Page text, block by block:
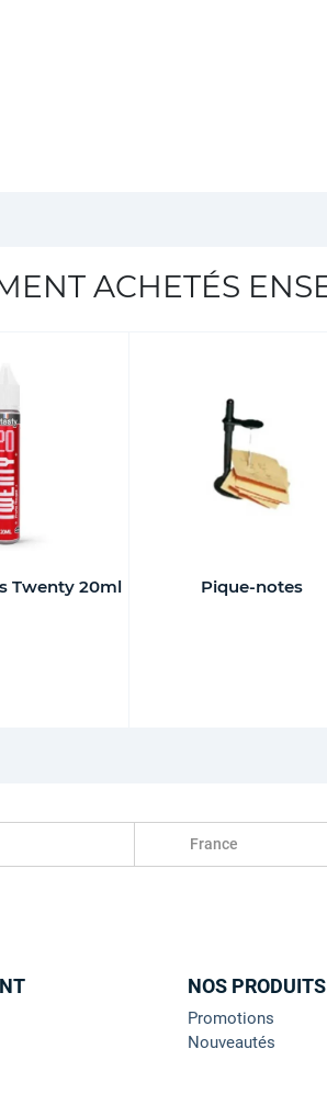
ACHETÉS
Twenty 20ml Pique-notes
France
NOS PRODUITS
Promotions
Nouveautés